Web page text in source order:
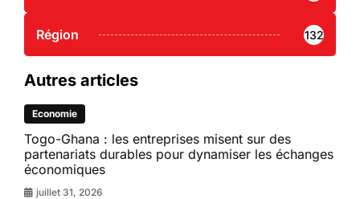
Région 132
Autres articles
Economie
Togo-Ghana : les entreprises misent sur des
partenariats durables pour dynamiser les échanges
économiques
juillet 31, 2026